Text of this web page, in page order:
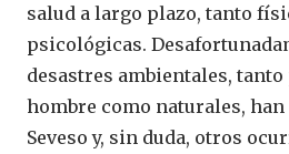
salud a largo plazo, tanto
psicológicas.
desastres ambientales,
hombre como naturales, han
Seveso y, sin duda, otros